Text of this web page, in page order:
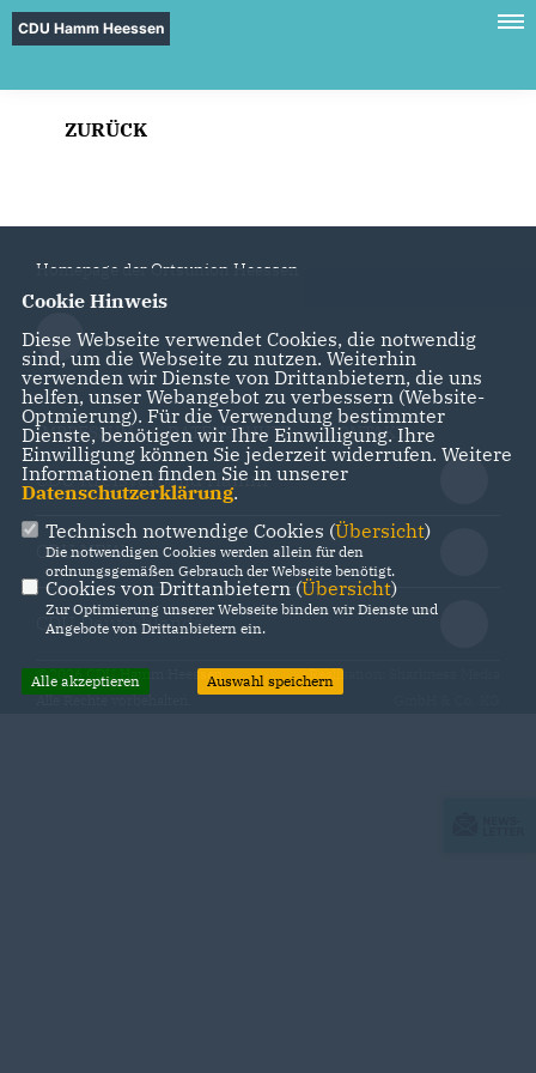
CDU Hamm Heessen
ZURÜCK
Homepage der Ortsunion Heessen
IMPRESSUM DATENSCHUTZ KONTAKT
CDU Kreisverband Hamm
CDU NRW
CDU Deutschlands
@2026 CDU Hamm Heessen
Alle Rechte vorbehalten.
Realisation: Sharkness Media
Cookie Hinweis
Diese Webseite verwendet Cookies, die notwendig
sind, um die Webseite zu nutzen. Weiterhin
verwenden wir Dienste von Drittanbietern, die uns
helfen, unser Webangebot zu verbessern (Website-
Optmierung). Für die Verwendung bestimmter
Dienste, benötigen wir Ihre Einwilligung. Ihre
Einwilligung können Sie jederzeit widerrufen. Weitere
Informationen finden Sie in unserer
Datenschutzerklärung.
Technisch notwendige Cookies (Übersicht)
Die notwendigen Cookies werden allein für den
ordnungsgemäßen Gebrauch der Webseite benötigt.
Cookies von Drittanbietern (Übersicht)
Zur Optimierung unserer Webseite binden wir Dienste und
Angebote von Drittanbietern ein.
Alle akzeptieren Auswahl speichern